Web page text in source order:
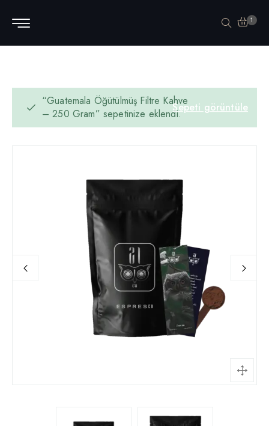
1
Sepeti görüntüle
“Guatemala Öğütülmüş Filtre Kahve
– 250 Gram” sepetinize eklendi.